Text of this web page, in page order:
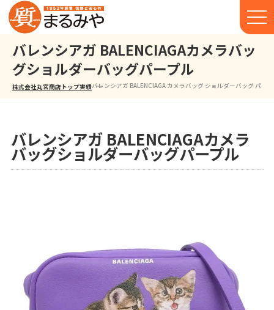
バレンシアガ BALENCIAGAカメラバッ
グショルダーバッグパープル
株式会社丸宮商店トップ⁩実績バレンシアガ BALENCIAGA カメラバッグ ショルダーバッグ パー
バレンシアガ BALENCIAGAカメラ
バッグショルダーバッグパープル